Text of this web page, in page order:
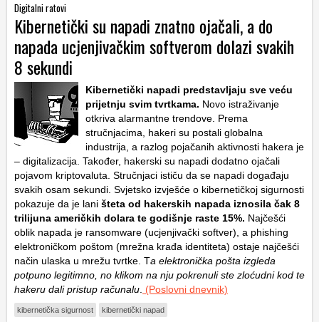
Digitalni ratovi
Kibernetički su napadi znatno ojačali, a do
napada ucjenjivačkim softverom dolazi svakih
8 sekundi
Kibernetički napadi predstavljaju sve veću
prijetnju svim tvrtkama. Novo istraživanje
otkriva alarmantne trendove. Prema
stručnjacima, hakeri su postali globalna
industrija, a razlog pojačanih aktivnosti hakera je
– digitalizacija. Također, hakerski su napadi dodatno ojačali
pojavom kriptovaluta. Stručnjaci ističu da se napadi događaju
svakih osam sekundi. Svjetsko izvješće o kibernetičkoj sigurnosti
pokazuje da je lani šteta od hakerskih napada iznosila čak 8
trilijuna američkih dolara te godišnje raste 15%. Najčešći
oblik napada je ransomware (ucjenjivački softver), a phishing
elektroničkom poštom (mrežna krađa identiteta) ostaje najčešći
način ulaska u mrežu tvrtke. Ta elektronička pošta izgleda
potpuno legitimno, no klikom na nju pokrenuli ste zloćudni kod te
hakeru dali pristup računalu. (Poslovni dnevnik)
kibernetička sigurnost kibernetički napad